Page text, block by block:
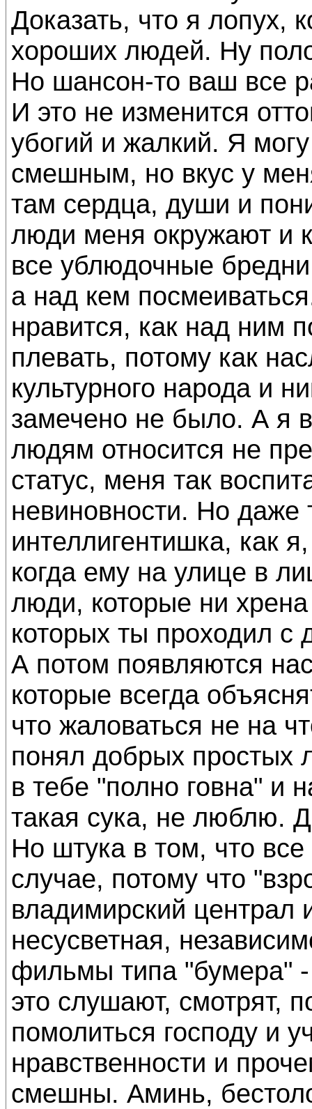
Доказать, что я лопух,
хороших людей. Ну
Но шансон-то ваш все
И это не изменится
убогий и жалкий. Я
смешным, но вкус у
там сердца, души и
люди меня окружают и
все ублюдочные
а над кем
нравится, как над ним
плевать, потому как
культурного народа и
замечено не было. А я
людям относится не
статус, меня так
невиновности. Но даже
интеллигентишка, как
когда ему на улице в
люди, которые ни
которых ты проходил с
А потом появляются
которые всегда
что жаловаться не на
понял добрых простых
в тебе "полно говна" и
такая сука, не люблю.
Но штука в том, что
случае, потому что
владимирский централ
несусветная,
фильмы типа "бумера"
это слушают, смотрят,
помолиться господу и
нравственности и
смешны. Аминь,